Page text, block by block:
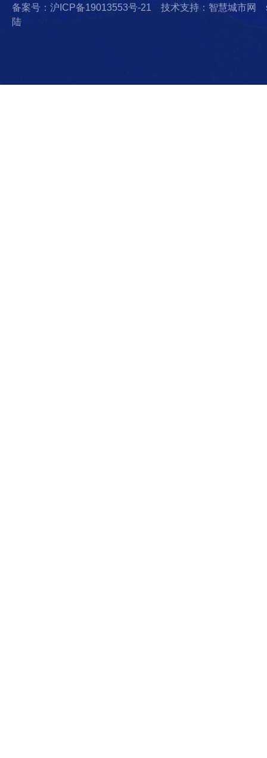
备案号：沪ICP备19013553号-21 技术支持：智慧城市网
陆